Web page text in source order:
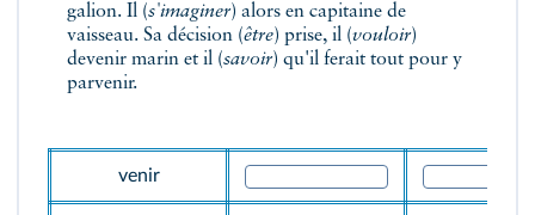
galion. Il (s'imaginer) alors en capitaine de
vaisseau. Sa décision (être) prise, il (vouloir)
devenir marin et il (savoir) qu'il ferait tout pour y
parvenir.
venir